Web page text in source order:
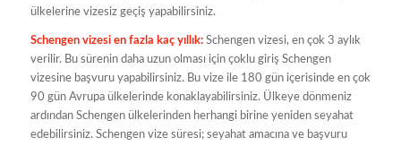
ülkelerine vizesiz geçiş yapabilirsiniz.
Schengen vizesi en fazla kaç yıllık: Schengen vizesi, en çok 3 aylık
verilir. Bu sürenin daha uzun olması için çoklu giriş Schengen
vizesine başvuru yapabilirsiniz. Bu vize ile 180 gün içerisinde en çok
90 gün Avrupa ülkelerinde konaklayabilirsiniz. Ülkeye dönmeniz
ardından Schengen ülkelerinden herhangi birine yeniden seyahat
edebilirsiniz. Schengen vize süresi; seyahat amacına ve başvuru